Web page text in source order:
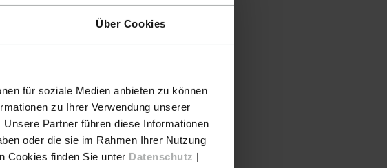
Über Cookies
für soziale Medien anbieten zu können
zu Ihrer Verwendung unserer
Partner führen diese Informationen
oder die sie im Rahmen Ihrer Nutzung
Cookies finden Sie unter Datenschutz |